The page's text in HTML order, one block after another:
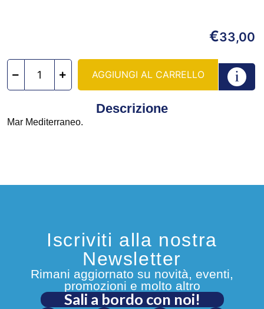
€33,00
AGGIUNGI AL CARRELLO
Descrizione
Mar Mediterraneo.
Iscriviti alla nostra
Newsletter
Rimani aggiornato su novità, eventi,
promozioni e molto altro
Sali a bordo con noi!